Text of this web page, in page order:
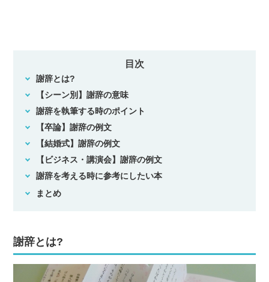
目次
謝辞とは?
【シーン別】謝辞の意味
謝辞を執筆する時のポイント
【卒論】謝辞の例文
【結婚式】謝辞の例文
【ビジネス・講演会】謝辞の例文
謝辞を考える時に参考にしたい本
まとめ
謝辞とは?